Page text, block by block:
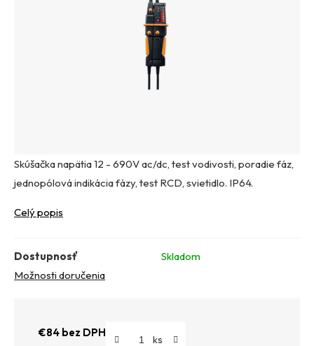
Skúšačka napätia 12 - 690V ac/dc, test vodivosti, poradie fáz,
jednopólová indikácia fázy, test RCD, svietidlo. IP64.
Celý popis
Dostupnosť
Skladom
Možnosti doručenia
€84 bez DPH